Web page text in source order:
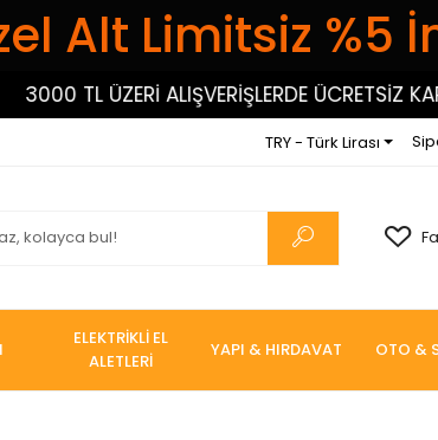
Alt Limitsiz %5
TL ÜZERİ ALIŞVERİŞLERDE ÜCRETSİZ
TRY - Türk Lirası
ELEKTRİKLİ EL
ALETLERİ
YAPI & HIRDAVAT OTO &